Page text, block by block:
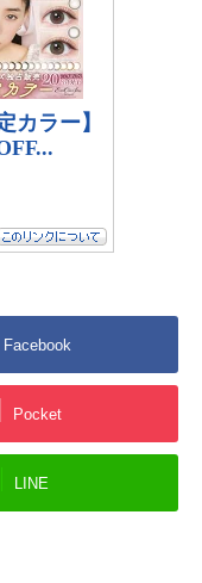
Facebook
Pocket
LINE